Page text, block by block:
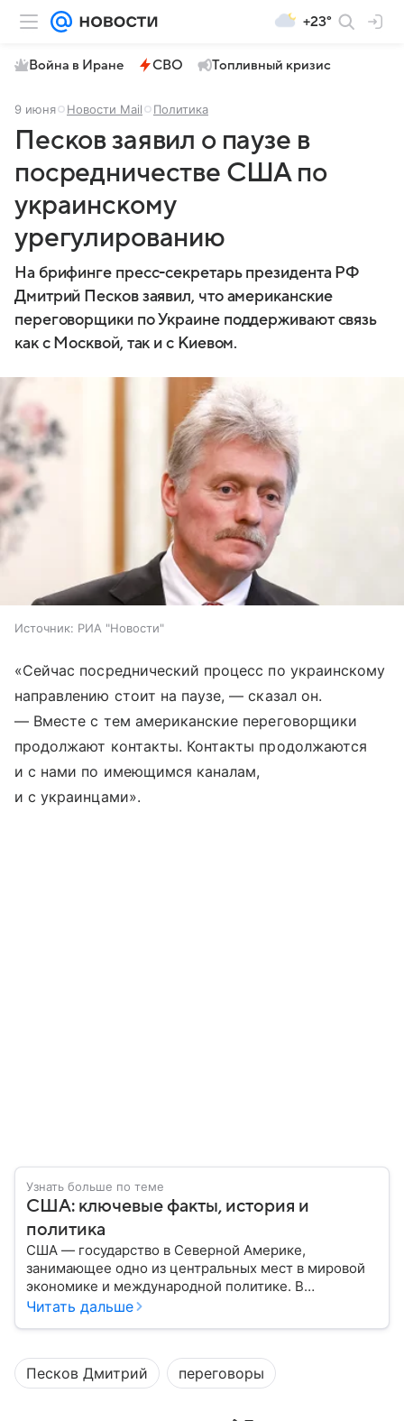
+23°
Война в Иране СВО Топливный кризис
9 июня Новости Mail Политика
Песков заявил о паузе в
посредничестве США по
украинскому
урегулированию
На брифинге пресс-секретарь президента РФ
Дмитрий Песков заявил, что американские
переговорщики по Украине поддерживают связь
как с Москвой, так и с Киевом.
Источник: РИА "Новости"
«Сейчас посреднический процесс по украинскому
направлению стоит на паузе, — сказал он.
— Вместе с тем американские переговорщики
продолжают контакты. Контакты продолжаются
и с нами по имеющимся каналам,
и с украинцами».
Узнать больше по теме
США: ключевые факты, история и
политика
США — государство в Северной Америке,
занимающее одно из центральных мест в мировой
экономике и международной политике. В
материале — основные сведения об этой стране.
Читать дальше
Песков Дмитрий переговоры